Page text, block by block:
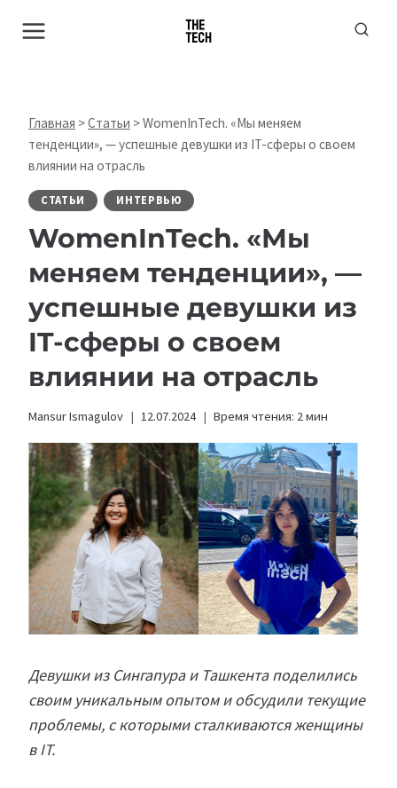
Главная >Статьи >WomenInTech. «Мы меняем
тенденции», — успешные девушки из IT-сферы о своем
влиянии на отрасль
СТАТЬИ ИНТЕРВЬЮ
WomenInTech. «Мы
меняем тенденции», —
успешные девушки из
IT-сферы о своем
влиянии на отрасль
Mansur Ismagulov 12.07.2024 Время чтения: 2мин
Девушки из Сингапура и Ташкента поделились
своим уникальным опытом и обсудили текущие
проблемы, с которыми сталкиваются женщины
в IT.